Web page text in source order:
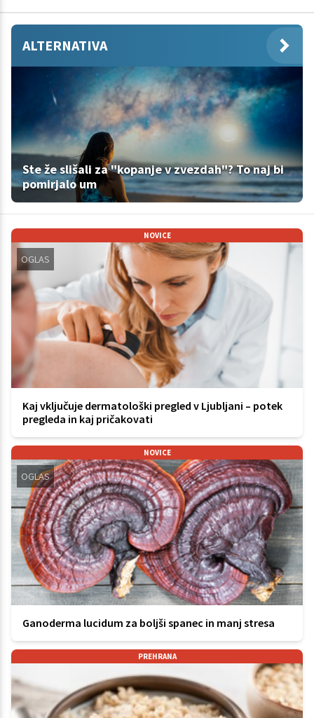
ALTERNATIVA
Ste že slišali za "kopanje v zvezdah"? To naj bi
pomirjalo um
NOVICE
OGLAS
Kaj vključuje dermatološki pregled v Ljubljani – potek
pregleda in kaj pričakovati
NOVICE
OGLAS
Ganoderma lucidum za boljši spanec in manj stresa
PREHRANA